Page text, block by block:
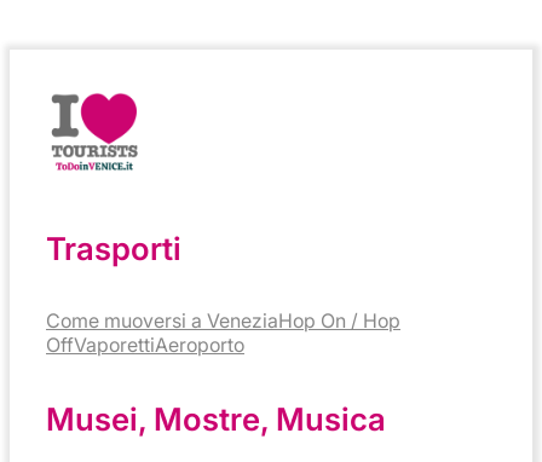
Trasporti
Come muoversi a VeneziaHop On / Hop
OffVaporettiAeroporto
Musei, Mostre, Musica